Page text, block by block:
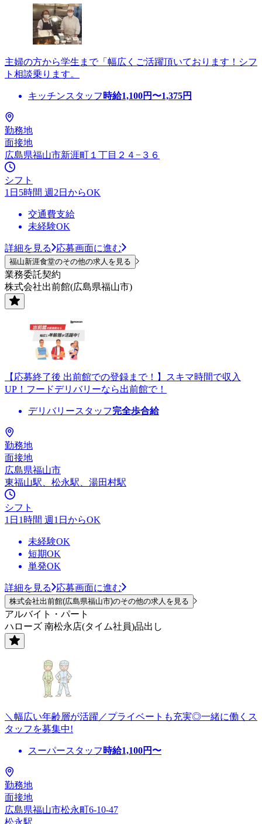
主婦の方から学生まで「幅広くご活躍頂いております！シフ
ト相談乗ります。
キッチンスタッフ 時給1,100円〜1,375円
勤務地
面接地
広島県福山市新涯町１丁目２４−３６
シフト
1日5時間 週2日からOK
交通費支給
未経験OK
詳細を見る 応募画面に進む
福山新涯食堂のその他の求人を見る
業務委託契約
株式会社出前館(広島県福山市)
【応募終了後 出前館での登録まで！】スキマ時間で収入
UP！フードデリバリーなら出前館で！
デリバリースタッフ完全歩合給
勤務地
面接地
広島県福山市
東福山駅、松永駅、湯田村駅
シフト
1日1時間 週1日からOK
未経験OK
短期OK
単発OK
詳細を見る 応募画面に進む
株式会社出前館(広島県福山市)のその他の求人を見る
アルバイト・パート
ハローズ 南松永店(タイム社員)品出し
＼幅広い年齢層が活躍／プライベートも充実◎一緒に働くス
タッフを募集中!
スーパースタッフ 時給1,100円〜
勤務地
面接地
広島県福山市松永町6-10-47
松永駅